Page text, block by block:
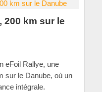
200 km sur le
eFoil Rallye, une
sur le Danube, où un
intégrale.